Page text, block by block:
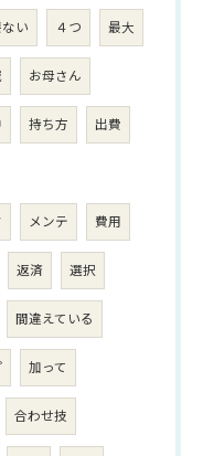
い ４つ 最大
お母さん
持ち方 出費
メンテ 費用
返済 選択
間違えている
加って
合わせ技